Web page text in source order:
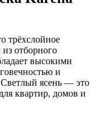
трёхслойное
отборного
высокими
и
ясень — это
квартир, домов и